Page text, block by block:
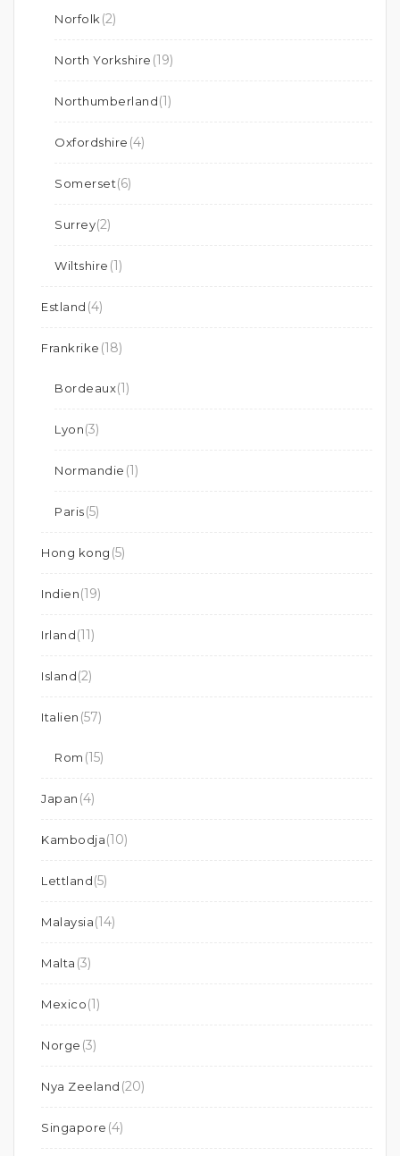
Norfolk (2)
North Yorkshire (19)
Northumberland(1)
Oxfordshire (4)
Somerset(6)
Surrey(2)
Wiltshire (1)
Estland (4)
Frankrike (18)
Bordeaux(1)
Lyon(3)
Normandie (1)
Paris(5)
Hong kong (5)
Indien(19)
Irland(11)
Island(2)
Italien (57)
Rom (15)
Japan (4)
Kambodja(10)
Lettland(5)
Malaysia(14)
Malta (3)
Mexico(1)
Norge (3)
Nya Zeeland (20)
Singapore (4)